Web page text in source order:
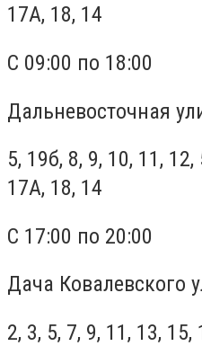
17А, 18, 14
С 09:00 по 18:00
Дальневосточная
5, 19б, 8, 9, 10, 11,
17А, 18, 14
С 17:00 по 20:00
Дача Ковалевского
2, 3, 5, 7, 9, 11, 13,